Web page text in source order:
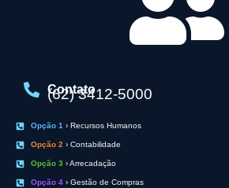
Contato
(62) 3412-5000
Opção 1› Recursos Humanos
Opção 2› Contabilidade
Opção 3 › Arrecadação
Opção 4› Gestão de Compras